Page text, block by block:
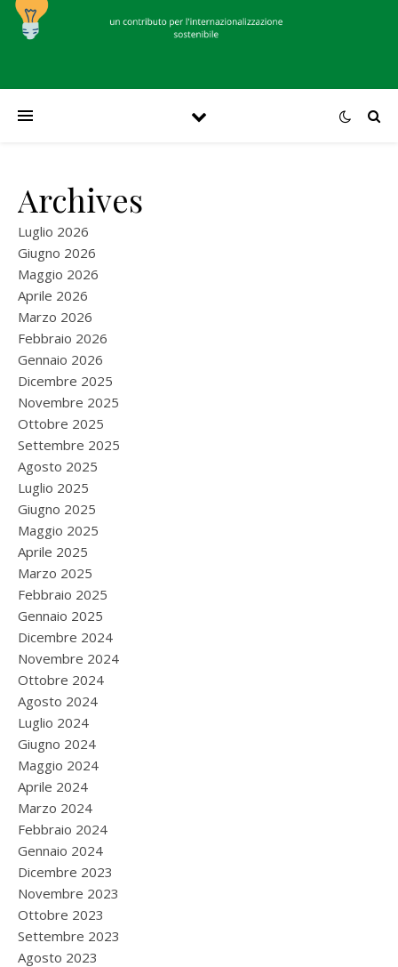
Archives
Luglio 2026
Giugno 2026
Maggio 2026
Aprile 2026
Marzo 2026
Febbraio 2026
Gennaio 2026
Dicembre 2025
Novembre 2025
Ottobre 2025
Settembre 2025
Agosto 2025
Luglio 2025
Giugno 2025
Maggio 2025
Aprile 2025
Marzo 2025
Febbraio 2025
Gennaio 2025
Dicembre 2024
Novembre 2024
Ottobre 2024
Agosto 2024
Luglio 2024
Giugno 2024
Maggio 2024
Aprile 2024
Marzo 2024
Febbraio 2024
Gennaio 2024
Dicembre 2023
Novembre 2023
Ottobre 2023
Settembre 2023
Agosto 2023